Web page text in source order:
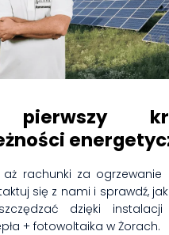
pierwszy
aż rachunki za
się z nami i sprawdź,
dzięki
+ fotowoltaika w Żorach.